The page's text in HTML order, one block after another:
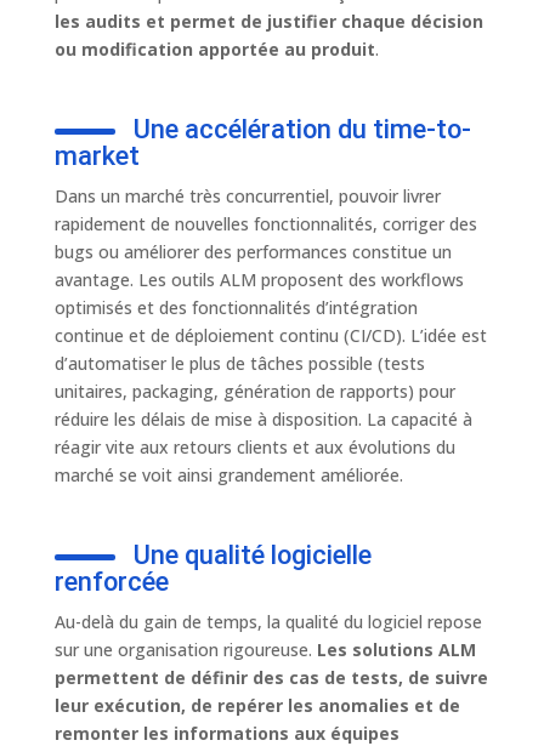
les audits et permet de justifier chaque décision
ou modification apportée au produit.
Une accélération du time-to-
market
Dans un marché très concurrentiel, pouvoir livrer
rapidement de nouvelles fonctionnalités, corriger des
bugs ou améliorer des performances constitue un
avantage. Les outils ALM proposent des workflows
optimisés et des fonctionnalités d’intégration
continue et de déploiement continu (CI/CD). L’idée est
d’automatiser le plus de tâches possible (tests
unitaires, packaging, génération de rapports) pour
réduire les délais de mise à disposition. La capacité à
réagir vite aux retours clients et aux évolutions du
marché se voit ainsi grandement améliorée.
Une qualité logicielle
renforcée
Au-delà du gain de temps, la qualité du logiciel repose
sur une organisation rigoureuse. Les solutions ALM
permettent de définir des cas de tests, de suivre
leur exécution, de repérer les anomalies et de
remonter les informations aux équipes